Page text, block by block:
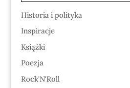
Historia i polityka
Inspiracje
Książki
Poezja
Rock'N'Roll